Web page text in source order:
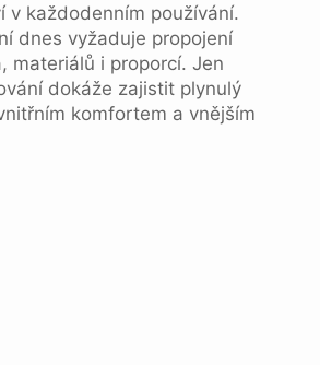
v každodenním používání.
dnes vyžaduje propojení
materiálů i proporcí. Jen
dokáže zajistit plynulý
komfortem a vnějším